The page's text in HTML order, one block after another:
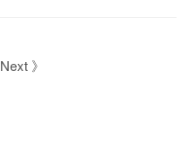
Next 》